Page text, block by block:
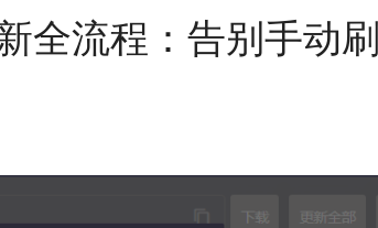
全流程：告别手动